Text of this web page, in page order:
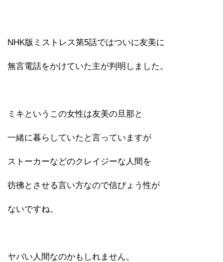
NHK版ミストレス第5話ではついに友美に
無言電話をかけていた主が判明しました。
ミキというこの女性は友美の旦那と
一緒に暮らしていたと言っていますが
ストーカーなどのクレイジーな人間を
彷彿とさせる言い方なので信ぴょう性が
ないですね。
ヤバい人間なのかもしれません。